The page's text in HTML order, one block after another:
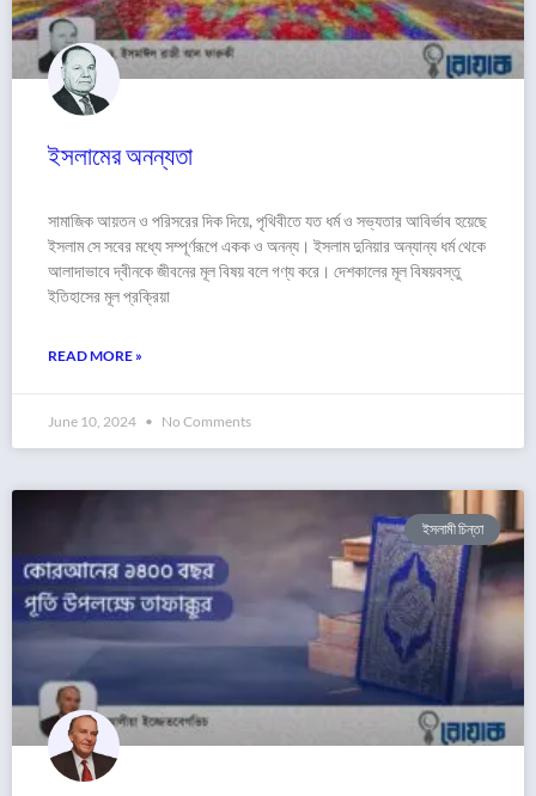
ইসলামের অনন্যতা
সামাজিক আয়তন ও পরিসরের দিক দিয়ে, পৃথিবীতে যত ধর্ম ও সভ্যতার আবির্ভাব হয়েছে
ইসলাম সে সবের মধ্যে সম্পূর্ণরূপে একক ও অনন্য। ইসলাম দুনিয়ার অন্যান্য ধর্ম থেকে
আলাদাভাবে দ্বীনকে জীবনের মূল বিষয় বলে গণ্য করে। দেশকালের মূল বিষয়বস্তু
ইতিহাসের মূল প্রক্রিয়া
READ MORE »
June 10, 2024 No Comments
ইসলামী চিন্তা